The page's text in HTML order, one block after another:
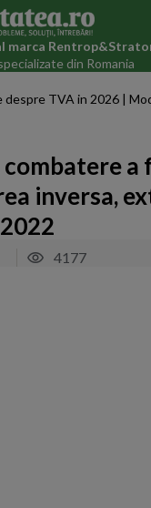
marca
din Romania
despre TVA in 2026 |
combatere a
inversa,
4177